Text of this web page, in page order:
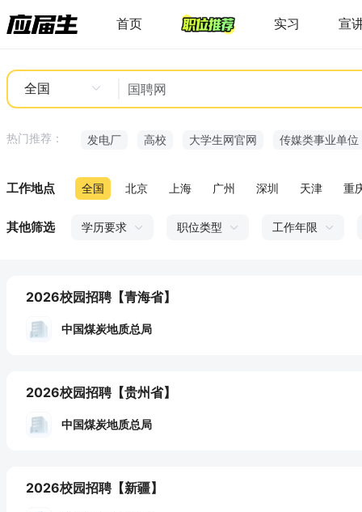
首页 实习 宣
全国
热门推荐： 发电厂 高校 大学生网官网 传媒类事业单位
工作地点 全国 北京 上海 广州 深圳 天津 重
其他筛选 学历要求 职位类型 工作年限
2026校园招聘 【青海省】
中国煤炭地质总局
2026校园招聘 【贵州省】
中国煤炭地质总局
2026校园招聘 【新疆】